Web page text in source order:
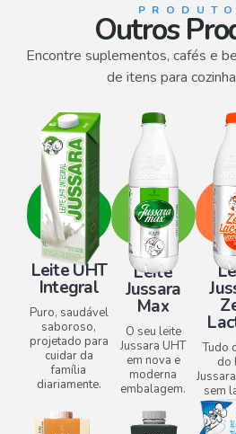
Outros
Encontre suplementos, cafés e
de itens para
Leite UHT
Integral
Puro, saudável
saboroso,
projetado para
cuidar da
família
diariamente.
Leite
Jussara
Max
O seu leite
Jussara UHT
em nova e
moderna
embalagem.
Tudo
do
sem